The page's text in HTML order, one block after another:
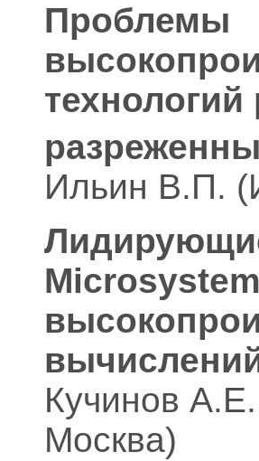
Проблемы
Ильин В.П.
Кучинов
Москва)